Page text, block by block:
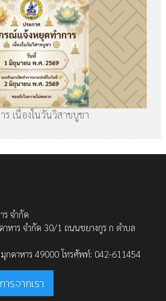
เนื่องในวันวิสาขบูชา
จำกัด
หาร จำกัด 30/1 ถนนชยางกูร ก ตำบล
มุกดาหาร 49000 โทรศัพท์: 042-611454
รจากเรา